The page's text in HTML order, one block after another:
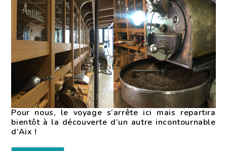
Pour nous, le voyage s’arrête ici mais repartira
bientôt à la découverte d’un autre incontournable
d’Aix !